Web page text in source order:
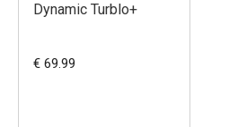
Dynamic Turblo+
€ 69.99